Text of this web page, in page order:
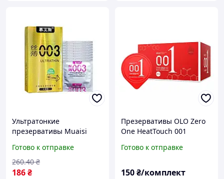
Ультратонкие
презервативы Muaisi
шт, с ребристой
текстурой для нежного
удовольствия
Готово к отправке
186₴
260.40 ₴
Презервативы OLO Zero
One HeatTouch 001
разогревающим
Готово к отправке
150₴/комплект